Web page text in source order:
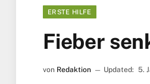
ERSTE HILFE
Fieber
von Redaktion Updated: 5.